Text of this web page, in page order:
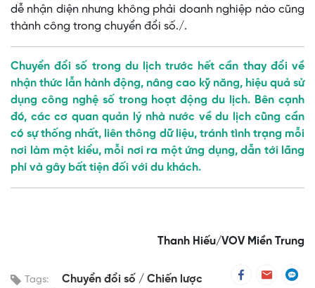
dễ nhận diện nhưng không phải doanh nghiệp nào cũng
thành công trong chuyển đổi số./.
Chuyển đổi số trong du lịch trước hết cần thay đổi về
nhận thức lẫn hành động, nâng cao kỹ năng, hiệu quả sử
dụng công nghệ số trong hoạt động du lịch. Bên cạnh
đó, các cơ quan quản lý nhà nước về du lịch cũng cần
có sự thống nhất, liên thông dữ liệu, tránh tình trạng mỗi
nơi làm một kiểu, mỗi nơi ra một ứng dụng, dẫn tới lãng
phí và gây bất tiện đối với du khách.
Thanh Hiếu/VOV Miền Trung
Tags: Chuyển đổi số
Chiến lược